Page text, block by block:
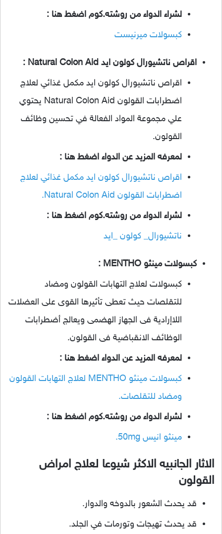
لشراء الدواء من روشته.كوم اضغط هنا :
كبسولات ميرنيست
اقراص ناتشيورال كولون ايد Natural Colon Aid :
اقراص ناتشيورال كولون ايد مكمل غذائي لعلاج
اضطرابات القولون Natural Colon Aid يحتوي
علي مجموعة المواد الفعالة في تحسين وظائف
القولون.
لمعرفه المزيد عن الدواء اضغط هنا :
اقراص ناتشيورال كولون ايد مكمل غذائي لعلاج
اضطرابات القولون Natural Colon Aid.
لشراء الدواء من روشته.كوم اضغط هنا :
ناتشيورال_ كولون _ايد
كبسولات مينثو MENTHO :
كبسولات لعلاج التهابات القولون ومضاد
للتقلصات حيث تعطى تأثيرها القوى على العضلات
اللاإرادية فى الجهاز الهضمى ويعالج أضطرابات
الوظائف الانقباضية فى القولون.
لمعرفه المزيد عن الدواء اضغط هنا :
كبسولات مينثو MENTHO لعلاج التهابات القولون
ومضاد للتقلصات.
لشراء الدواء من روشته.كوم اضغط هنا :
مينثو انيس 50mg.
الاثار الجانبيه الاكثر شيوعا لعلاج امراض
القولون
قد يحدث الشعور بالدوخه والدوار.
قد يحدث تهيجات وتورمات في الجلد.